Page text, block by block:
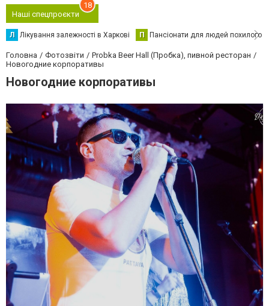
Наші спецпроєкти
18
Л Лікування залежності в Харкові П Пансіонати для людей похилого
Головна Фотозвіти
Probka Beer Hall (Пробка), пивной ресторан
Новогодние корпоративы
Новогодние корпоративы